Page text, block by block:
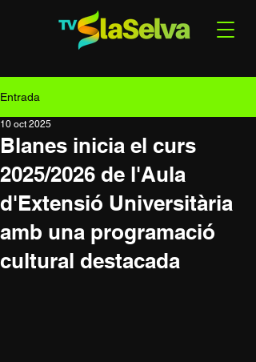
Entrada
Blanes inicia el curs
2025/2026 de l'Aula
d'Extensió Universitària
amb una programació
cultural destacada
10 oct 2025